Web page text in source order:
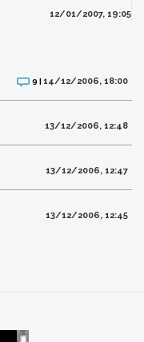
12/01/2007, 19:05
9 |14/12/2006, 18:00
13/12/2006, 12:48
13/12/2006, 12:47
13/12/2006, 12:45